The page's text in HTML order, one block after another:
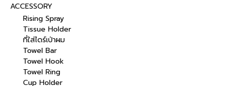
ACCESSORY
Rising Spray
Tissue Holder
ที่ใส่ไดร์เป่าผม
Towel Bar
Towel Hook
Towel Ring
Cup Holder